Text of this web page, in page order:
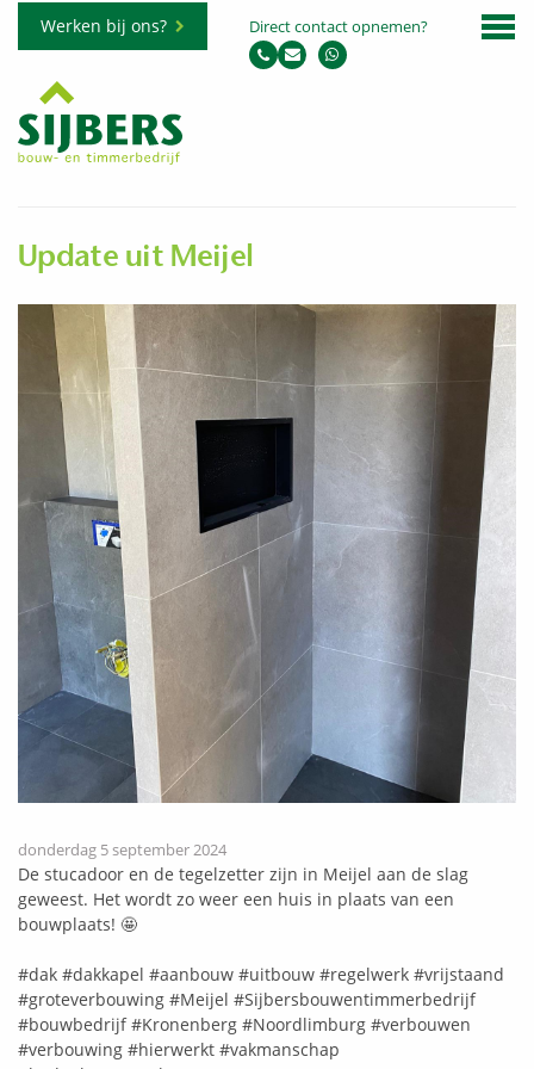
Werken bij ons? Direct contact opnemen?
Update uit Meijel
donderdag 5 september 2024
De stucadoor en de tegelzetter zijn in Meijel aan de slag
geweest. Het wordt zo weer een huis in plaats van een
bouwplaats! 🤩
#dak #dakkapel #aanbouw #uitbouw #regelwerk #vrijstaand
#groteverbouwing #Meijel #Sijbersbouwentimmerbedrijf
#bouwbedrijf #Kronenberg #Noordlimburg #verbouwen
#verbouwing #hierwerkt #vakmanschap